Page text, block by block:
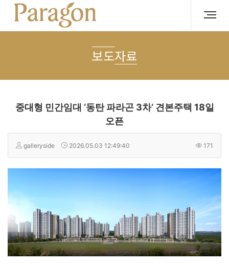
보도자료
중대형 민간임대 ‘동탄 파라곤 3차’ 견본주택 18일
오픈
galleryside 2026.05.03 12:49:40 171